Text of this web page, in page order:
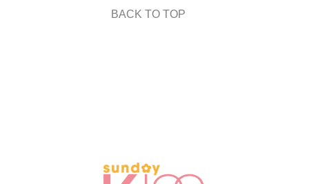
BACK TO TOP